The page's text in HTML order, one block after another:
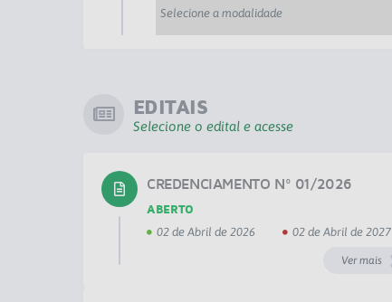
EDITAIS
Selecione o edital e acesse
CREDENCIAMENTO Nº 01/2026
ABERTO
02 de Abril de 2026 02 de Abril de 2027
Ver mais